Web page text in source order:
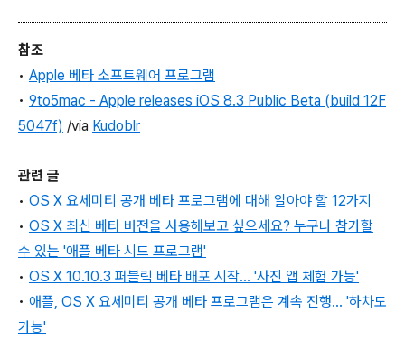
참조
• Apple 베타 소프트웨어 프로그램
• 9to5mac - Apple releases iOS 8.3 Public Beta (build 12F
5047f) /via Kudoblr
관련 글
• OS X 요세미티 공개 베타 프로그램에 대해 알아야 할 12가지
• OS X 최신 베타 버전을 사용해보고 싶으세요? 누구나 참가할
수 있는 '애플 베타 시드 프로그램'
• OS X 10.10.3 퍼블릭 베타 배포 시작... '사진 앱 체험 가능'
• 애플, OS X 요세미티 공개 베타 프로그램은 계속 진행... '하차도
가능'